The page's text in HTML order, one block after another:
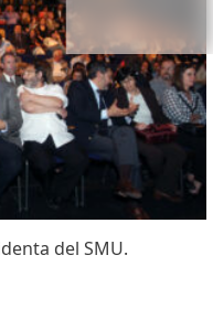
del SMU.